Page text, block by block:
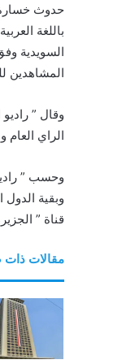
حدوث خسارة
باللغة
السويدية
المشاهدين للقناة بلغ ” 86 بالمائة ،
وقال ”
الراي العام
وحسب ”
وبقية الدول
قناة ”
مقالات ذات